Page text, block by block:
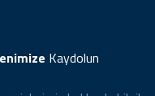
Kaydolun